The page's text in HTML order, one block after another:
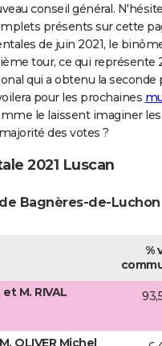
conseil général.
présents sur cette
de juin 2021, le
tour, ce qui
qui a obtenu la seconde
pour les prochaines
le laissent imaginer
des votes ?
2021 Luscan
Bagnères-de-Luchon
%
M. RIVAL
OLIVER Michel